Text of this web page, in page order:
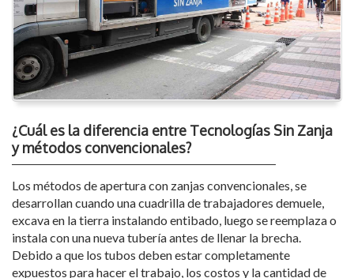
¿Cuál es la diferencia entre Tecnologías Sin Zanja
y métodos convencionales?
Los métodos de apertura con zanjas convencionales, se
desarrollan cuando una cuadrilla de trabajadores demuele,
excava en la tierra instalando entibado, luego se reemplaza o
instala con una nueva tubería antes de llenar la brecha.
Debido a que los tubos deben estar completamente
expuestos para hacer el trabajo, los costos y la cantidad de